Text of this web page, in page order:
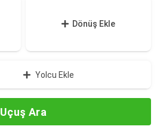
Dönüş Ekle
Yolcu Ekle
Uçuş Ara